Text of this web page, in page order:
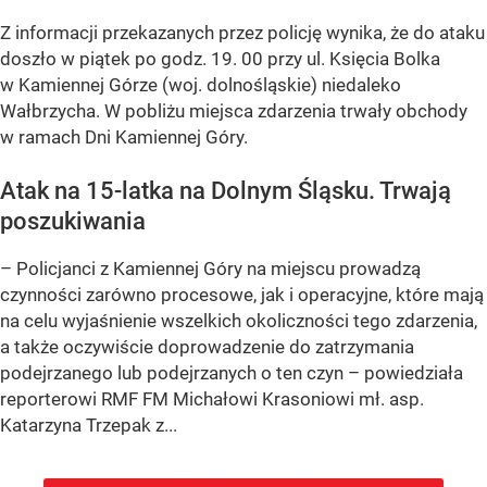
Z informacji przekazanych przez policję wynika, że do ataku
doszło w piątek po godz. 19. 00 przy ul. Księcia Bolka
w Kamiennej Górze (woj. dolnośląskie) niedaleko
Wałbrzycha. W pobliżu miejsca zdarzenia trwały obchody
w ramach Dni Kamiennej Góry.
Atak na 15-latka na Dolnym Śląsku. Trwają
poszukiwania
– Policjanci z Kamiennej Góry na miejscu prowadzą
czynności zarówno procesowe, jak i operacyjne, które mają
na celu wyjaśnienie wszelkich okoliczności tego zdarzenia,
a także oczywiście doprowadzenie do zatrzymania
podejrzanego lub podejrzanych o ten czyn – powiedziała
reporterowi RMF FM Michałowi Krasoniowi mł. asp.
Katarzyna Trzepak z...